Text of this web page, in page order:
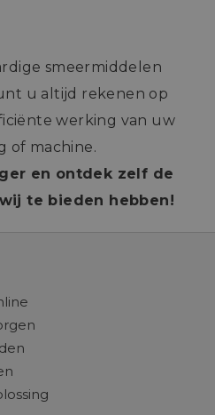
smeermiddelen
u altijd rekenen op
werking van uw
of machine.
en ontdek zelf de
te bieden hebben!